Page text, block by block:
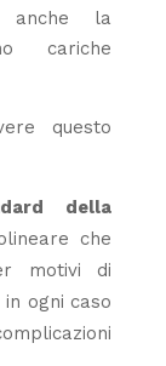
anche la
cariche
questo
della
che
motivi di
ogni caso